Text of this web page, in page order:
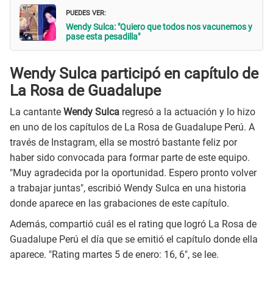
PUEDES VER:
Wendy Sulca: "Quiero que todos nos vacunemos y
pase esta pesadilla"
Wendy Sulca participó en capítulo de
La Rosa de Guadalupe
La cantante Wendy Sulca regresó a la actuación y lo hizo
en uno de los capítulos de La Rosa de Guadalupe Perú. A
través de Instagram, ella se mostró bastante feliz por
haber sido convocada para formar parte de este equipo.
"Muy agradecida por la oportunidad. Espero pronto volver
a trabajar juntas", escribió Wendy Sulca en una historia
donde aparece en las grabaciones de este capítulo.
Además, compartió cuál es el rating que logró La Rosa de
Guadalupe Perú el día que se emitió el capítulo donde ella
aparece. "Rating martes 5 de enero: 16, 6", se lee.